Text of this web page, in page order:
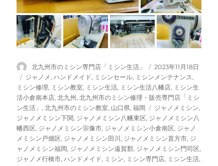
投
稿
者
北九州市のミシン専門店「ミシン生活」
投
稿
日:
2023年11月18日
カ
テ
ゴ
リ
ー
ジャノメ,ハンドメイド, ミシンセール, ミシンメンテナンス,
ミシン修理, ミシン教室, ミシン生活, ミシン生活八幡店, ミシン生
活小倉南本店,北九州 ,北九州市のミシン修理・販売専門店「ミシ
ン生活」 ,北九州市のミシン教室, 山口県,福岡
タ
グ
ジャノメミシン,
ジャノメミシン下関, ジャノメミシン八幡東区, ジャノメミシン八
幡西区, ジャノメミシン宗像市, ジャノメミシン小倉南区, ジャノ
メミシン戸畑区, ジャノメミシン田川, ジャノメミシン直方市, ジ
ャノメミシン福岡, ジャノメミシン遠賀郡, ジャノメミシン門司区,
ジャノメ行橋市,ハンドメイド, ミシン, ミシン専門店, ミシン生活,